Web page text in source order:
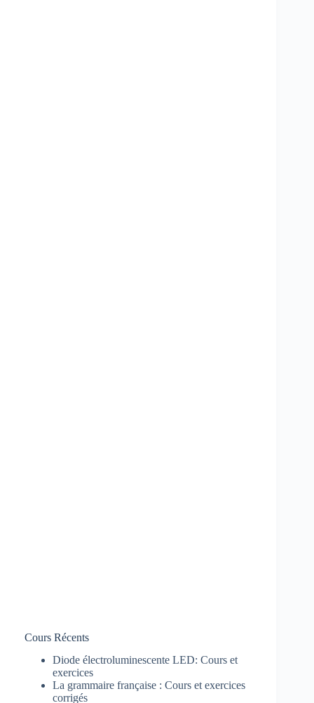
Cours Récents
Diode électroluminescente LED: Cours et
exercices
La grammaire française : Cours et exercices
corrigés